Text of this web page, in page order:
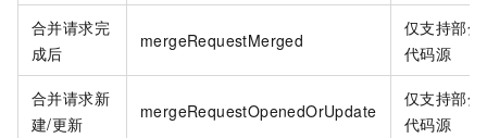
合并请求完
成后
mergeRequestMerged
仅支持部分
代码源
合并请求新
建/更新
mergeRequestOpenedOrUpdate
仅支持部分
代码源